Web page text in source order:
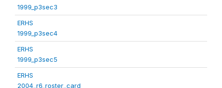
1999_p3sec3
ERHS
1999_p3sec4
ERHS
1999_p3sec5
ERHS
2004_r6_roster_card